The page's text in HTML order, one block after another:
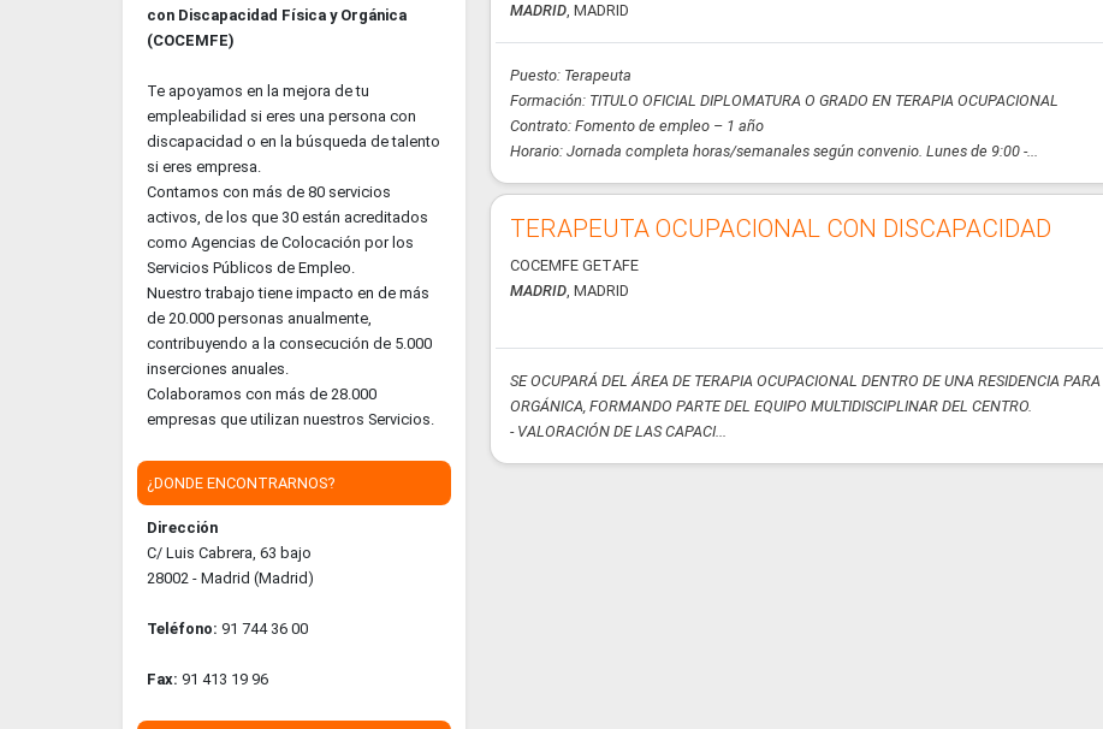
con Discapacidad Física y Orgánica
(COCEMFE)
Te apoyamos en la mejora de tu
empleabilidad si eres una persona con
discapacidad o en la búsqueda de talento
si eres empresa.
Contamos con más de 80 servicios
activos, de los que 30 están acreditados
como Agencias de Colocación por los
Servicios Públicos de Empleo.
Nuestro trabajo tiene impacto en de más
de 20.000 personas anualmente,
contribuyendo a la consecución de 5.000
inserciones anuales.
Colaboramos con más de 28.000
empresas que utilizan nuestros Servicios.
¿DONDE ENCONTRARNOS?
Dirección
C/ Luis Cabrera, 63 bajo
28002 - Madrid (Madrid)
Teléfono: 91 744 36 00
Fax: 91 413 19 96
MADRID, MADRID
Puesto: Terapeuta
Formación: TITULO OFICIAL DIPLOMATURA O GRADO EN TERAPIA OCUPACIONAL
Contrato: Fomento de empleo – 1 año
Horario: Jornada completa horas/semanales según convenio. Lunes de 9:00 -...
TERAPEUTA OCUPACIONAL CON DISCAPACIDAD
COCEMFE GETAFE
MADRID, MADRID
SE OCUPARÁ DEL ÁREA DE TERAPIA OCUPACIONAL DENTRO DE UNA RESIDENCIA
ORGÁNICA, FORMANDO PARTE DEL EQUIPO MULTIDISCIPLINAR DEL CENTRO.
- VALORACIÓN DE LAS CAPACI...